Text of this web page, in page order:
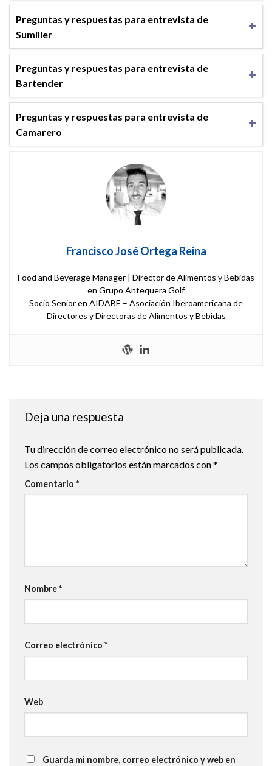
Preguntas y respuestas para entrevista de
Sumiller
Preguntas y respuestas para entrevista de
Bartender
Preguntas y respuestas para entrevista de
Camarero
Francisco José Ortega Reina
Food and Beverage Manager | Director de Alimentos y Bebidas
en Grupo Antequera Golf
Socio Senior en AIDABE – Asociación Iberoamericana de
Directores y Directoras de Alimentos y Bebidas
Deja una respuesta
Tu dirección de correo electrónico no será publicada.
Los campos obligatorios están marcados con*
Comentario *
Nombre*
Correo electrónico *
Web
Guarda mi nombre, correo electrónico y web en